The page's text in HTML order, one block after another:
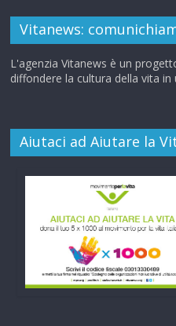
Vitanews:
L'agenzia Vitanews è un
diffondere la cultura della vita
Aiutaci ad Aiutare la